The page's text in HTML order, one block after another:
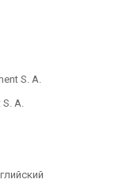
S. A.
A.